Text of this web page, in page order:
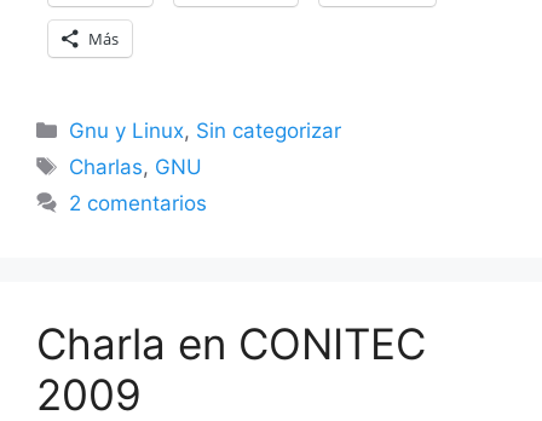
Más
Categorías
Gnu y Linux, Sin categorizar
Etiquetas
Charlas, GNU
2 comentarios
Charla en CONITEC
2009